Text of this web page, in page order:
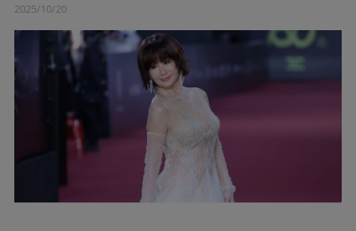
2025/10/20